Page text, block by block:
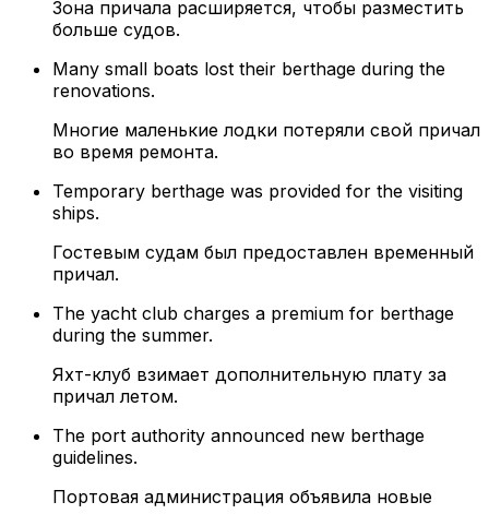
Зона причала расширяется, чтобы разместить
больше судов.
Many small boats lost their berthage during the
renovations.
Многие маленькие лодки потеряли свой причал
во время ремонта.
Temporary berthage was provided for the visiting
ships.
Гостевым судам был предоставлен временный
причал.
The yacht club charges a premium for berthage
during the summer.
Яхт-клуб взимает дополнительную плату за
причал летом.
The port authority announced new berthage
guidelines.
Портовая администрация объявила новые